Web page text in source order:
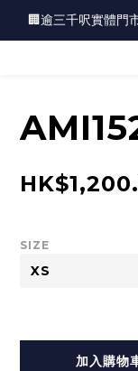
🏢逾三千呎實體門
🏢逾三千呎實體門
🏢逾三千呎實體
SIZE
加入購物